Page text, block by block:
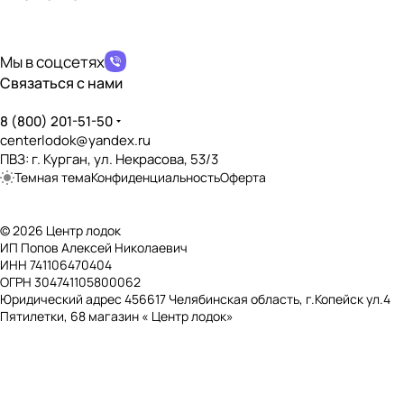
✔️
✔️
Дно, пол, палуба
Наличие слани ?
❌
Наличие нескользящего покрытия
✔️
Мы в соцсетях
Связаться с нами
8 (800) 201-51-50
centerlodok@yandex.ru
ПВЗ: г. Курган, ул. Некрасова, 53/3
Темная темаКонфиденциальностьОферта
© 2026 Центр лодок
ИП Попов Алексей Николаевич
ИНН 741106470404
ОГРН 304741105800062
Юридический адрес 456617 Челябинская область, г.Копейск ул.4
Пятилетки, 68 магазин « Центр лодок»